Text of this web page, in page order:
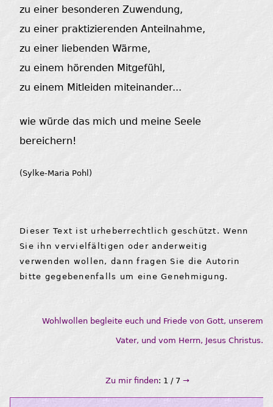
zu einer besonderen Zuwendung,
zu einer praktizierenden Anteilnahme,
zu einer liebenden Wärme,
zu einem hörenden Mitgefühl,
zu einem Mitleiden miteinander...
wie würde das mich und meine Seele
bereichern!
(Sylke-Maria Pohl)
Dieser Text ist urheberrechtlich geschützt. Wenn
Sie ihn vervielfältigen oder anderweitig
verwenden wollen, dann fragen Sie die Autorin
bitte gegebenenfalls um eine Genehmigung.
Wohlwollen begleite euch und Friede von Gott, unserem
Vater, und vom Herrn, Jesus Christus.
Zu mir finden: 1 / 7 →